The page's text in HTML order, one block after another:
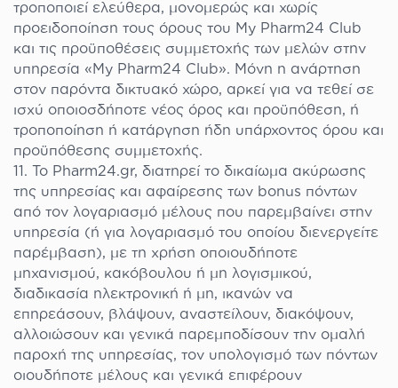
τροποποιεί ελεύθερα, μονομερώς και χωρίς
προειδοποίηση τους όρους του My Pharm24 Club
και τις προϋποθέσεις συμμετοχής των μελών στην
υπηρεσία «My Pharm24 Club». Μόνη η ανάρτηση
στον παρόντα δικτυακό χώρο, αρκεί για να τεθεί σε
ισχύ οποιοσδήποτε νέος όρος και προϋπόθεση, ή
τροποποίηση ή κατάργηση ήδη υπάρχοντος όρου και
προϋπόθεσης συμμετοχής.
Το Pharm24.gr, διατηρεί το δικαίωμα ακύρωσης
της υπηρεσίας και αφαίρεσης των bonus πόντων
από τον λογαριασμό μέλους που παρεμβαίνει στην
υπηρεσία (ή για λογαριασμό του οποίου διενεργείτε
παρέμβαση), με τη χρήση οποιουδήποτε
μηχανισμού, κακόβουλου ή μη λογισμικού,
διαδικασία ηλεκτρονική ή μη, ικανών να
επηρεάσουν, βλάψουν, αναστείλουν, διακόψουν,
αλλοιώσουν και γενικά παρεμποδίσουν την ομαλή
παροχή της υπηρεσίας, τον υπολογισμό των πόντων
οιουδήποτε μέλους και γενικά επιφέρουν